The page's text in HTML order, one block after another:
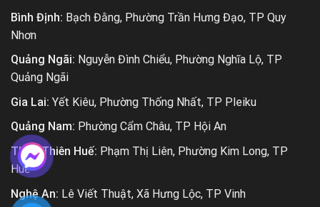
Bình Định: Bạch Đằng, Phường Trần Hưng Đạo, TP Quy
Nhơn
Quảng Ngãi: Nguyễn Đình Chiểu, Phường Nghĩa Lộ, TP
Quảng Ngãi
Gia Lai: Yết Kiêu, Phường Thống Nhất, TP Pleiku
Quảng Nam: Phường Cẩm Châu, TP Hội An
Thừa Thiên Huế: Phạm Thị Liên, Phường Kim Long, TP
Huế
Nghệ An: Lê Viết Thuật, Xã Hưng Lộc, TP Vinh